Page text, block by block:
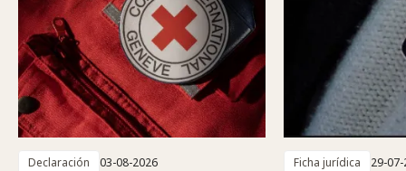
Declaración 03-08-2026 Ficha jurídica 29-